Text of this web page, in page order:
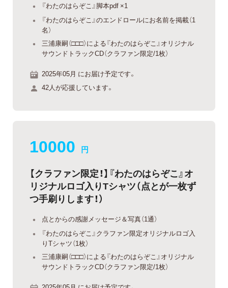
『わたのはらぞこ』脚本pdf ×1
『わたのはらぞこ』のエンドロールにお名前を掲載（1
名）
三浦康嗣（□□□）による『わたのはらぞこ』オリジナル
サウンドトラックCD（クラファン限定/1枚）
2025年05月 にお届け予定です。
42人が応援しています。
10000 円
【クラファン限定！】『わたのはらぞこ』オ
リジナルロゴ入りTシャツ（点とが一枚ず
つ手刷りします！）
点とからの感謝メッセージ＆写真（1通）
『わたのはらぞこ』クラファン限定オリジナルロゴ入
りTシャツ（1枚）
三浦康嗣（□□□）による『わたのはらぞこ』オリジナル
サウンドトラックCD（クラファン限定/1枚）